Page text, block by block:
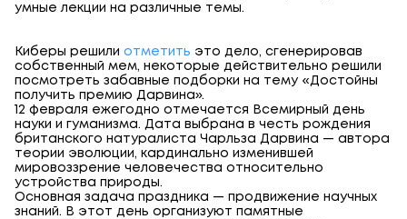
умные лекции на различные темы.
Киберы решили отметить это дело, сгенерировав
собственный мем, некоторые действительно решили
посмотреть забавные подборки на тему «Достойны
получить премию Дарвина».
12 февраля ежегодно отмечается Всемирный день
науки и гуманизма. Дата выбрана в честь рождения
британского натуралиста Чарльза Дарвина — автора
теории эволюции, кардинально изменившей
мировоззрение человечества относительно
устройства природы.
Основная задача праздника — продвижение научных
знаний. В этот день организуют памятные